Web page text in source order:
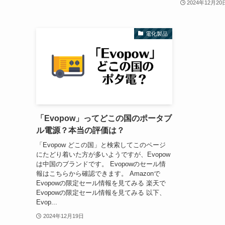
2024年12月20
電化製品
「Evopow」ってどこの国のポータブ
ル電源？本当の評価は？
「Evopow どこの国」と検索してこのページ
にたどり着いた方が多いようですが、Evopow
は中国のブランドです。 Evopowのセール情
報はこちらから確認できます。 Amazonで
Evopowの限定セール情報を見てみる 楽天で
Evopowの限定セール情報を見てみる 以下、
Evop...
2024年12月19日